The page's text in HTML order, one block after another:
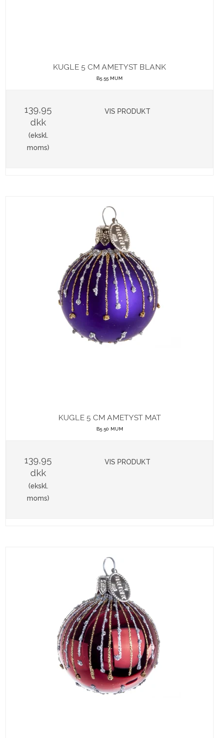
KUGLE 5 CM AMETYST BLANK
B5 55 MUM
139,95
dkk
(ekskl.
moms)
VIS PRODUKT
KUGLE 5 CM AMETYST MAT
B5 50 MUM
139,95
dkk
(ekskl.
moms)
VIS PRODUKT